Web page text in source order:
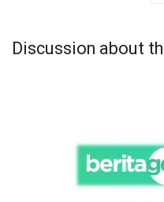
Discussion about